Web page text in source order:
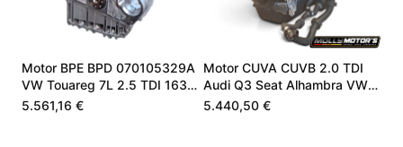
Motor BPE BPD 070105329A
VW Touareg 7L 2.5 TDI 163
174 PS
5.561,16 €
Motor CUVA CUVB 2.0 TDI
Audi Q3 Seat Alhambra VW
04L100090J
5.440,50 €